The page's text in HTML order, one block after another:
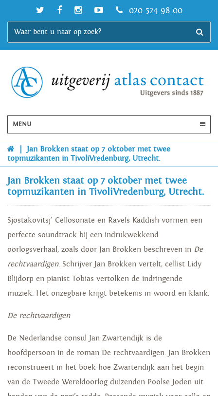
020 524 98 00
MENU
Jan Brokken staat op 7 oktober met twee
topmuzikanten in TivoliVredenburg, Utrecht.
Jan Brokken staat op 7 oktober met twee
topmuzikanten in TivoliVredenburg, Utrecht.
Sjostakovitsj’ Cellosonate en Ravels Kaddish vormen een
perfecte soundtrack bij een indrukwekkend
oorlogsverhaal, zoals door Jan Brokken beschreven in De
rechtvaardigen. Schrijver Jan Brokken vertelt, cellist Lidy
Blijdorp en pianist Tobias vertolken de indringende
muziek. Het onzegbare krijgt betekenis in woord en klank.
De rechtvaardigen
De Nederlandse consul Jan Zwartendijk is de
hoofdpersoon in de roman De rechtvaardigen. Jan Brokken
reconstrueert in het boek hoe Zwartendijk aan het begin
van de Tweede Wereldoorlog duizenden Poolse Joden uit